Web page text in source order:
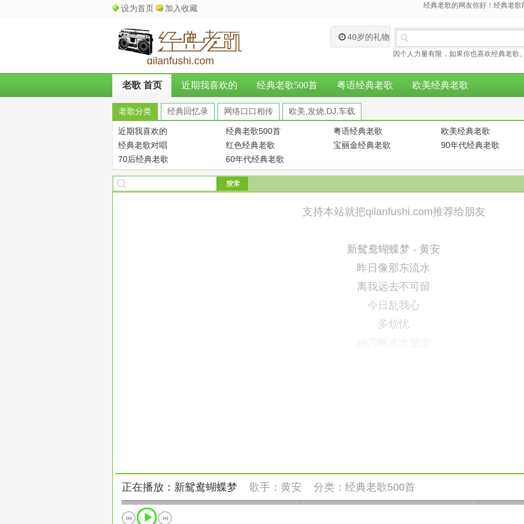
设为首页 加入收藏 经典老歌的网友你好！经典老
qilanfushi.com
40岁的礼物
因个人力量有限，如果你也喜欢经典老歌
老歌 首页 近期我喜欢的 经典老歌500首 粤语经典老歌 欧美经典老歌
老歌分类 经典回忆录 网络口口相传 欧美,发烧,DJ,车载
近期我喜欢的 经典老歌500首 粤语经典老歌 欧美经典老歌
经典老歌对唱
红色经典老歌 宝丽金经典老歌 90年代经典老歌
70后经典老歌
60年代经典老歌
支持本站就把qilanfushi.com推荐给朋友
新鸳鸯蝴蝶梦 - 黄安
昨日像那东流水
离我远去不可留
今日乱我心
多烦忧
正在播放：新鸳鸯蝴蝶梦 歌手： 黄安 分类： 经典老歌500首